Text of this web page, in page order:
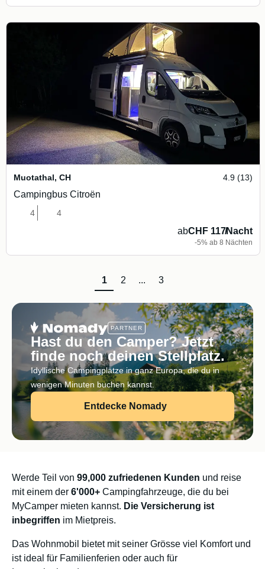
Muotathal, CH 4.9 (13)
Campingbus Citroën
4 4
abCHF 117/Nacht
-5% ab 8 Nächten
1 2 ... 3
PARTNER
Hast du den Camper? Jetzt
finde noch deinen Stellplatz.
Idyllische Campingplätze in ganz Europa, die du in
wenigen Minuten buchen kannst.
Entdecke Nomady
Werde Teil von 99,000 zufriedenen Kunden und reise
mit einem der 6'000+ Campingfahrzeuge, die du bei
MyCamper mieten kannst. Die Versicherung ist
inbegriffen im Mietpreis.
Das Wohnmobil bietet mit seiner Grösse viel Komfort und
ist ideal für Familienferien oder auch für